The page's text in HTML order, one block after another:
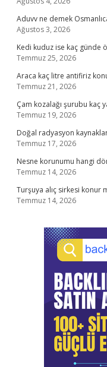
Aduvv ne demek
Ağustos 3, 2026
Kedi kuduz ise kaç günde
Temmuz 25, 2026
Araca kaç litre antifiriz
Temmuz 21, 2026
Çam kozalağı şurubu kaç
Temmuz 19, 2026
Doğal radyasyon
Temmuz 17, 2026
Nesne korunumu hangi
Temmuz 14, 2026
Turşuya alıç sirkesi konur
Temmuz 14, 2026